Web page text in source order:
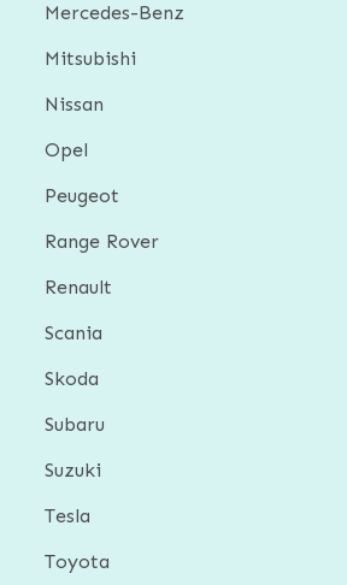
Mercedes-Benz
Mitsubishi
Nissan
Opel
Peugeot
Range Rover
Renault
Scania
Skoda
Subaru
Suzuki
Tesla
Toyota